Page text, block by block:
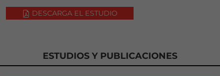
DESCARGA EL ESTUDIO
ESTUDIOS Y PUBLICACIONES